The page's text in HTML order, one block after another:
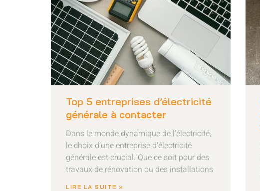
Top 5 entreprises d’électricité
générale à contacter
Dans le monde dynamique de l’électricité,
le choix d’une entreprise d’électricité
générale est crucial. Que ce soit pour des
travaux de rénovation ou des installations
LIRE LA SUITE »